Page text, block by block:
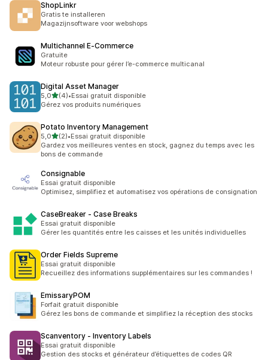
ShopLinkr
Gratis te installeren
Magazijnsoftware voor webshops
Multichannel E‑Commerce
Gratuite
Moteur robuste pour gérer l’e-commerce multicanal
Digital Asset Manager
5,0étoile(s) sur 5
(4)
4 avis au total
•Essai gratuit disponible
Gérez vos produits numériques
Potato Inventory Management
5,0étoile(s) sur 5
(2)
2 avis au total
•Essai gratuit disponible
Gardez vos meilleures ventes en stock, gagnez du temps avec les
bons de commande
Consignable
Essai gratuit disponible
Optimisez, simplifiez et automatisez vos opérations de consignation
CaseBreaker ‑ Case Breaks
Essai gratuit disponible
Gérer les quantités entre les caisses et les unités individuelles
Order Fields Supreme
Essai gratuit disponible
Recueillez des informations supplémentaires sur les commandes !
EmissaryPOM
Forfait gratuit disponible
Gérez les bons de commande et simplifiez la réception des stocks
Scanventory ‑ Inventory Labels
Essai gratuit disponible
Gestion des stocks et générateur d’étiquettes de codes QR